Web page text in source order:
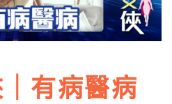
有病醫病